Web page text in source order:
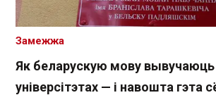
Як беларускую мову вывучаюць
універсітэтах — і навошта гэта
Замежжа